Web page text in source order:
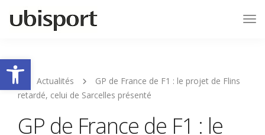
Ouvrir la barre d’outils
Actualités
GP de France de F1 : le projet de Flins
retardé, celui de Sarcelles présenté
GP de France de F1 : le